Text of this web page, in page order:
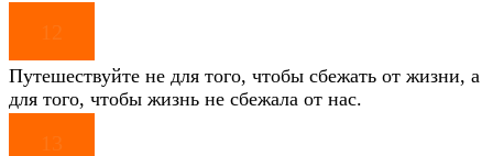
12
Путешествуйте не для того, чтобы сбежать от жизни, а
для того, чтобы жизнь не сбежала от нас.
13